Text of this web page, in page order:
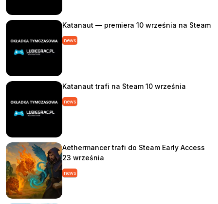
Katanaut — premiera 10 września na Steam
news
Katanaut trafi na Steam 10 września
news
Aethermancer trafi do Steam Early Access
23 września
news